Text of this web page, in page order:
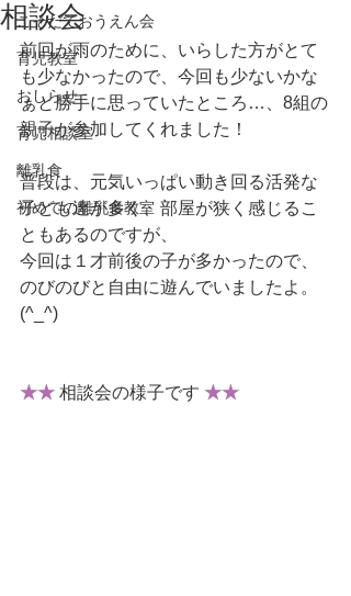
こそだておうえん会
育児教室
おしらせ
育児相談室
離乳食
初めての離乳食教室
相談会
前回が雨のために、いらした方がとて
も少なかったので、今回も少ないかな
ぁと勝手に思っていたところ…、8組の
親子が参加してくれました！
普段は、元気いっぱい動き回る活発な
子ども達が多く、部屋が狭く感じるこ
ともあるのですが、
今回は１才前後の子が多かったので、
のびのびと自由に遊んでいましたよ。
(^_^)
★★ 相談会の様子です ★★